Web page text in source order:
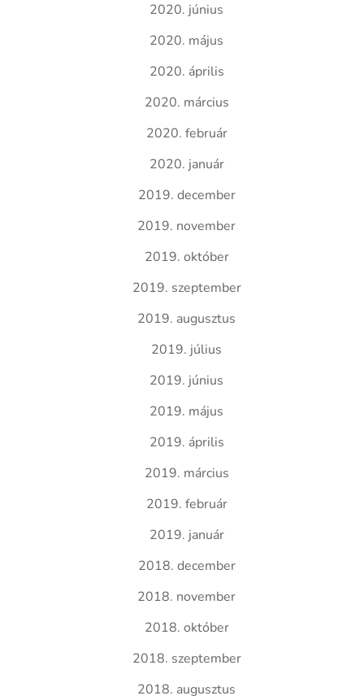
2020. június
2020. május
2020. április
2020. március
2020. február
2020. január
2019. december
2019. november
2019. október
2019. szeptember
2019. augusztus
2019. július
2019. június
2019. május
2019. április
2019. március
2019. február
2019. január
2018. december
2018. november
2018. október
2018. szeptember
2018. augusztus